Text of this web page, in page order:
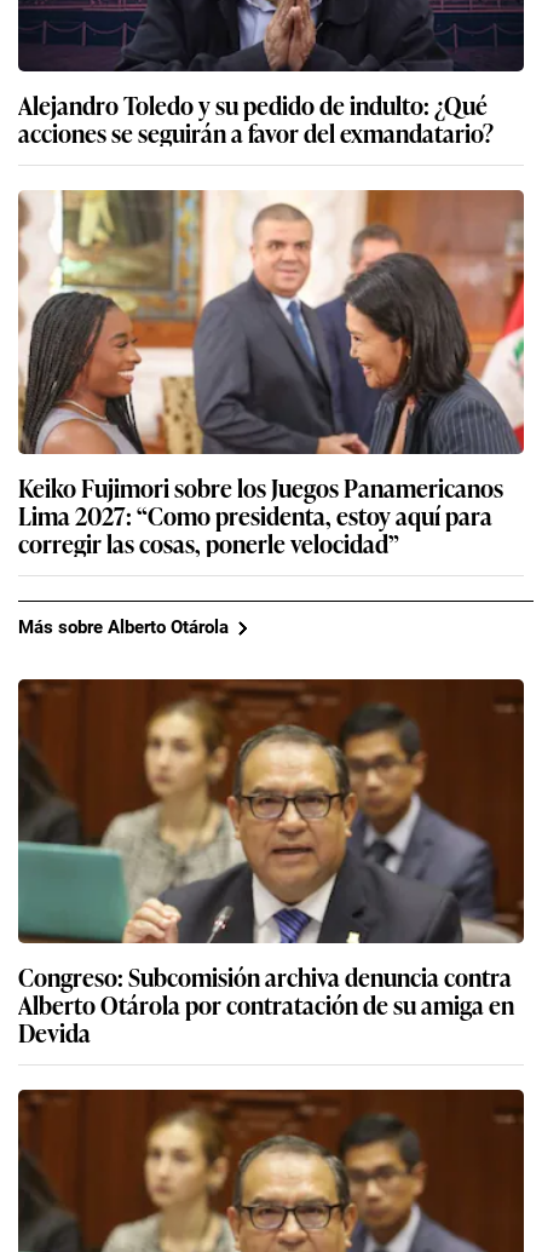
Alejandro Toledo y su pedido de indulto: ¿Qué
acciones se seguirán a favor del exmandatario?
Keiko Fujimori sobre los Juegos Panamericanos
Lima 2027: “Como presidenta, estoy aquí para
corregir las cosas, ponerle velocidad”
Más sobre Alberto Otárola
Congreso: Subcomisión archiva denuncia contra
Alberto Otárola por contratación de su amiga en
Devida